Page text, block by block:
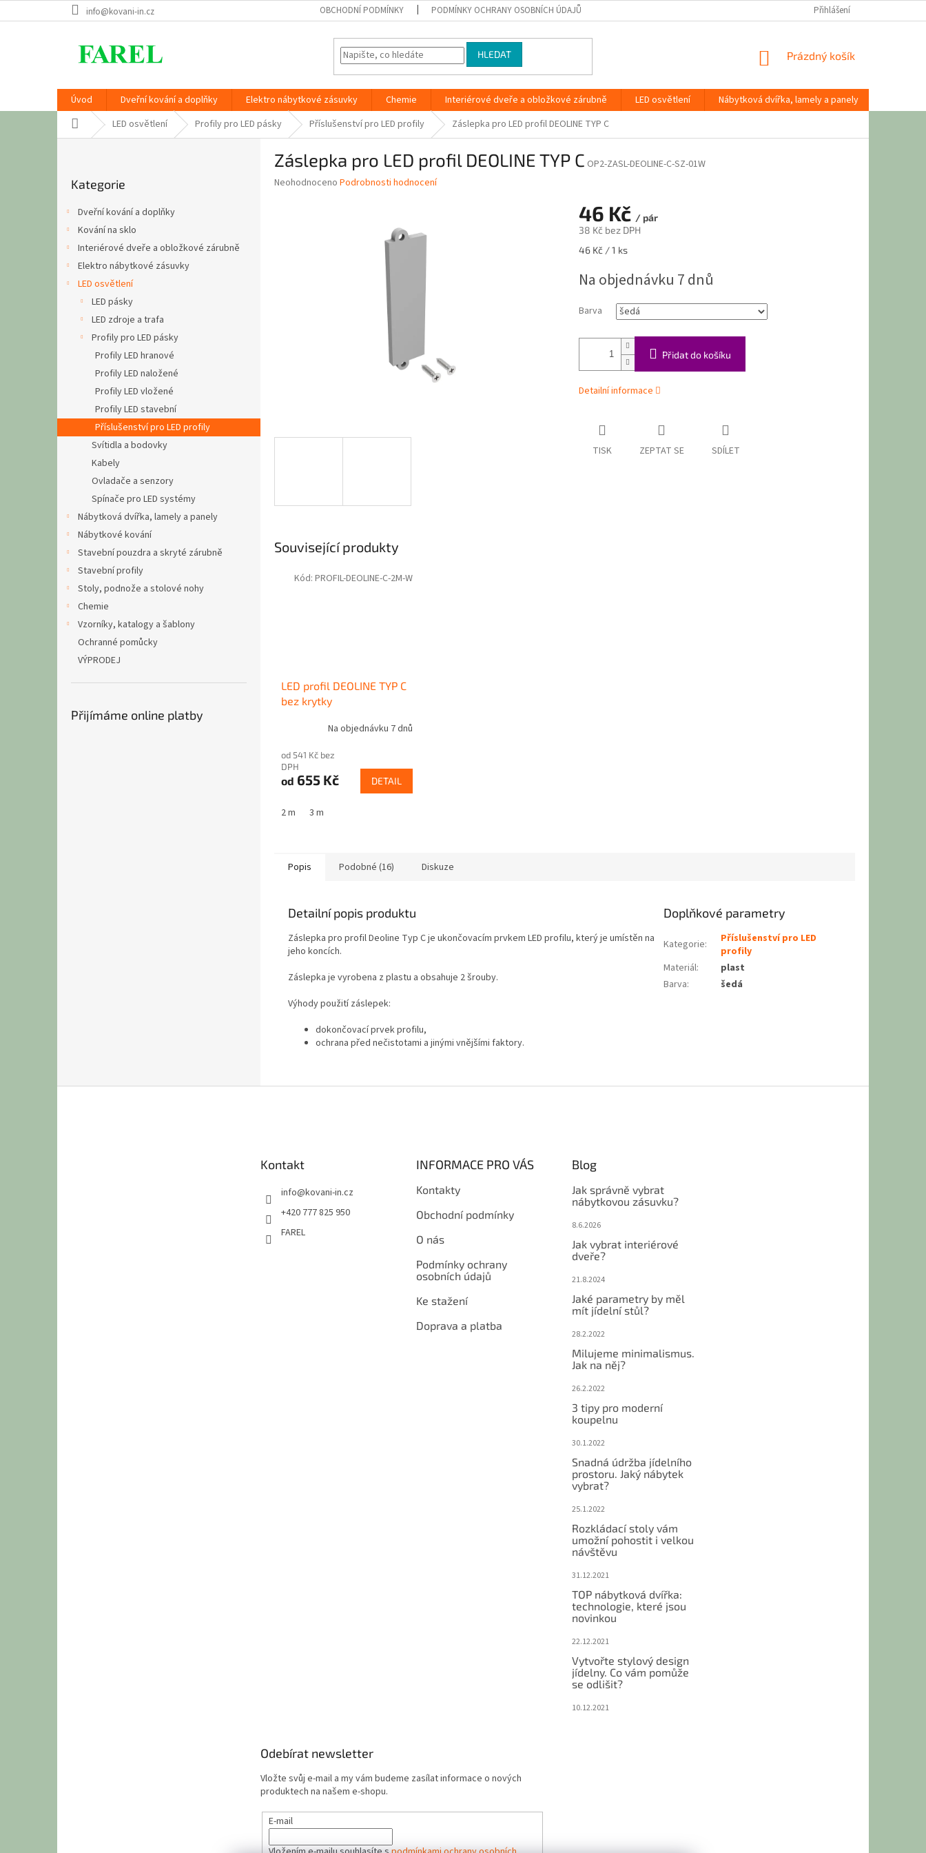
na
info@kovani-in.cz OBCHODNÍ PODMÍNKY PODMÍNKY OCHRANY OSOBNÍCH ÚDAJŮ Přihlášení
HLEDAT
NÁKUPNÍ
Prázdný košík
Úvod Dveřní kování a doplňky Elektro nábytkové zásuvky Chemie Interiérové dveře a obložkové zárubně LED osvětlení Nábytková dvířka, lamely a panely
Domů LED osvětlení Profily pro LED pásky Příslušenství pro LED profily Záslepka pro LED profil DEOLINE TYP C
kategorie
Kategorie
Dveřní kování a doplňky
Kování na sklo
Interiérové dveře a obložkové zárubně
Elektro nábytkové zásuvky
LED osvětlení
LED pásky
LED zdroje a trafa
Profily pro LED pásky
Profily LED hranové
Profily LED naložené
Profily LED vložené
Profily LED stavební
Příslušenství pro LED profily
Svítidla a bodovky
Kabely
Ovladače a senzory
Spínače pro LED systémy
Nábytková dvířka, lamely a panely
Nábytkové kování
Stavební pouzdra a skryté zárubně
Stavební profily
Stoly, podnože a stolové nohy
Chemie
Vzorníky, katalogy a šablony
Ochranné pomůcky
VÝPRODEJ
Přijímáme online platby
Záslepka pro LED profil DEOLINE TYP C OP2-ZASL-DEOLINE-C-SZ-01W
Průměrné
Neohodnoceno Podrobnosti hodnocení
46 Kč / pár
38 Kč bez DPH
Měrná
46 Kč / 1 ks
Na objednávku 7 dnů
Barva
Přidat do košíku
Detailní informace
TISK ZEPTAT SE SDÍLET
Související produkty
LED profil DEOLINE TYP C
bez krytky
Na objednávku 7 dnů
od 541 Kč bez
DPH
od 655 Kč DETAIL
2 m 3 m
Kód: PROFIL-DEOLINE-C-2M-W
Popis Podobné (16) Diskuze
Detailní popis produktu
Záslepka pro profil Deoline Typ C je ukončovacím prvkem LED profilu, který je umístěn na
jeho koncích.
Záslepka je vyrobena z plastu a obsahuje 2 šrouby.
Výhody použití záslepek:
dokončovací prvek profilu,
ochrana před nečistotami a jinými vnějšími faktory.
Doplňkové parametry
Kategorie:
Příslušenství pro LED
profily
Materiál:
plast
Barva: šedá
Kontakt
info@kovani-in.cz
+420 777 825 950
FAREL
INFORMACE PRO VÁS
Kontakty
Obchodní podmínky
O nás
Podmínky ochrany
osobních údajů
Ke stažení
Doprava a platba
Blog
Jak správně vybrat
nábytkovou zásuvku?
8.6.2026
Jak vybrat interiérové
dveře?
21.8.2024
Jaké parametry by měl
mít jídelní stůl?
28.2.2022
Milujeme minimalismus.
Jak na něj?
26.2.2022
3 tipy pro moderní
koupelnu
30.1.2022
Snadná údržba jídelního
prostoru. Jaký nábytek
vybrat?
25.1.2022
Rozkládací stoly vám
umožní pohostit i velkou
návštěvu
31.12.2021
TOP nábytková dvířka:
technologie, které jsou
novinkou
22.12.2021
Vytvořte stylový design
jídelny. Co vám pomůže
se odlišit?
10.12.2021
Odebírat newsletter
Vložte svůj e-mail a my vám budeme zasílat informace o nových
produktech na našem e-shopu.
E-mail